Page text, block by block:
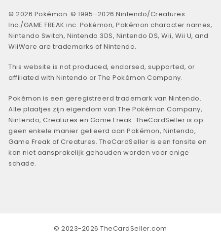
© 2026 Pokémon. © 1995–2026 Nintendo/Creatures
Inc./GAME FREAK inc. Pokémon, Pokémon character names,
Nintendo Switch, Nintendo 3DS, Nintendo DS, Wii, Wii U, and
WiiWare are trademarks of Nintendo.
This website is not produced, endorsed, supported, or
affiliated with Nintendo or The Pokémon Company.
Pokémon is een geregistreerd trademark van Nintendo.
Alle plaatjes zijn eigendom van The Pokémon Company,
Nintendo, Creatures en Game Freak. TheCardSeller is op
geen enkele manier gelieerd aan Pokémon, Nintendo,
Game Freak of Creatures. TheCardSeller is een fansite en
kan niet aansprakelijk gehouden worden voor enige
schade.
© 2023-2026 TheCardSeller.com